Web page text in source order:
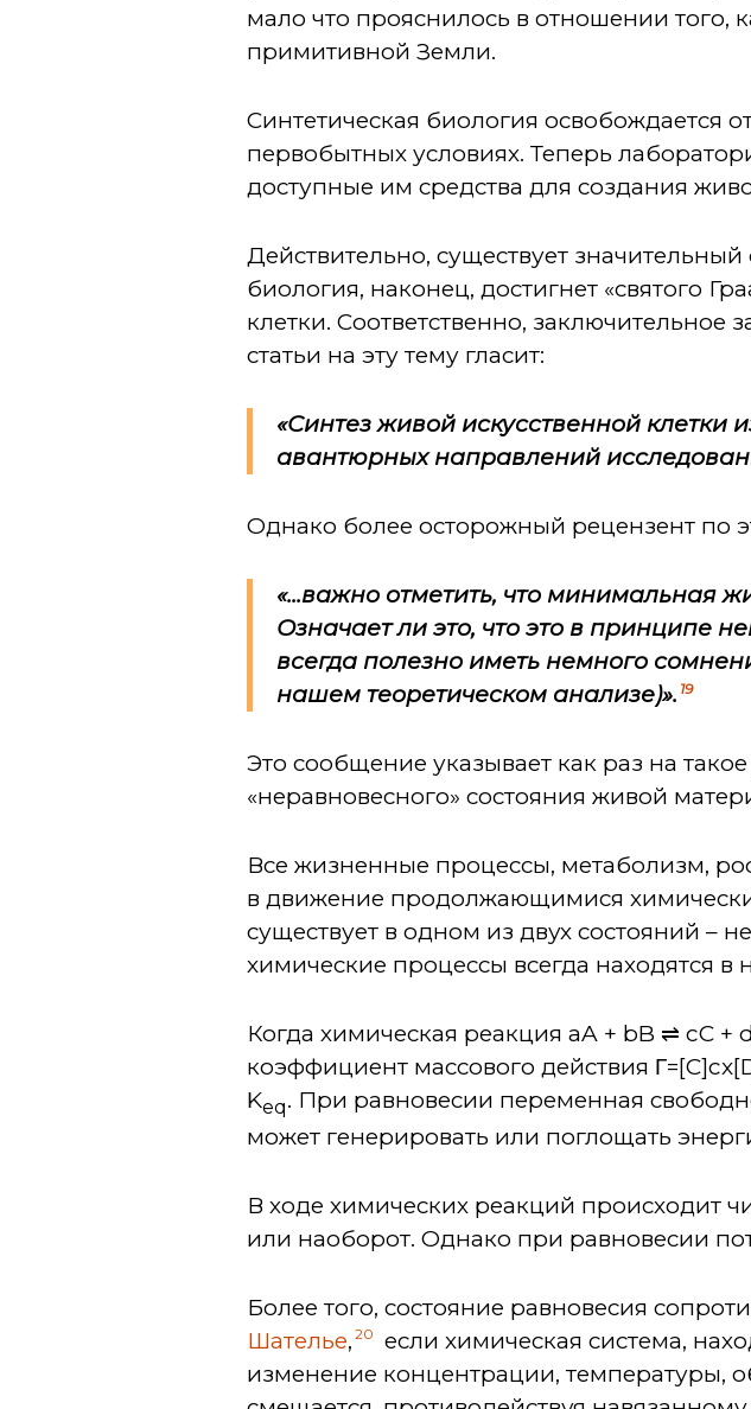
мало что прояснилось в отношении того,
примитивной Земли.
Синтетическая биология освобождается
первобытных условиях. Теперь
доступные им средства для создания
Действительно, существует
биология, наконец, достигнет «святого
клетки. Соответственно,
статьи на эту тему гласит:
«Синтез живой искусственной клетки
авантюрных направлений
Однако более осторожный рецензент по
«...важно отметить, что минимальная
Означает ли это, что это в принципе
всегда полезно иметь немного
нашем теоретическом анализе)». 19
Это сообщение указывает как раз на
«неравновесного» состояния живой
Все жизненные процессы, метаболизм,
в движение продолжающимися
существует в одном из двух состояний –
химические процессы всегда находятся в
Когда химическая реакция aA + bB ⇌ cC +
коэффициент массового действия
Keq. При равновесии переменная
может генерировать или поглощать
В ходе химических реакций происходит
или наоборот. Однако при равновесии
Более того, состояние равновесия
Шателье, 20
если химическая система,
изменение концентрации, температуры,